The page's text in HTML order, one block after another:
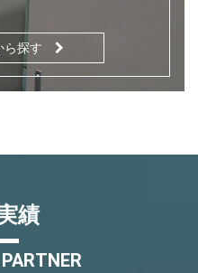
ら探す
績